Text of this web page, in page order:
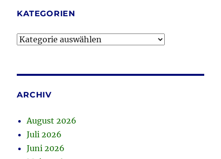
KATEGORIEN
Kategorien
ARCHIV
August 2026
Juli 2026
Juni 2026